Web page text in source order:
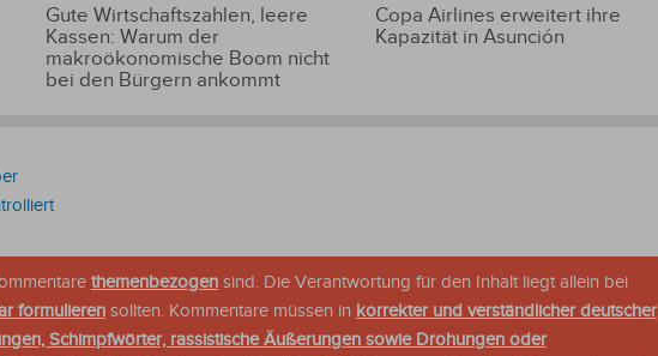
Gute Wirtschaftszahlen, leere
Kassen: Warum der
makroökonomische Boom nicht
bei den Bürgern ankommt
Copa Airlines erweitert ihre
Kapazität in Asunción
themenbezogen sind. Die Verantwortung für den Inhalt liegt allein bei
formulieren sollten. Kommentare müssen in korrekter und verständlicher deutscher
Schimpfwörter, rassistische Äußerungen sowie Drohungen oder